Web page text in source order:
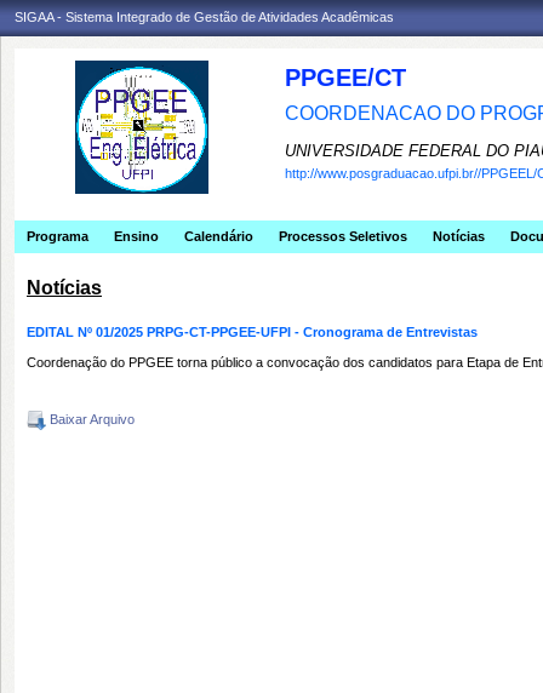
SIGAA - Sistema Integrado de Gestão de Atividades Acadêmicas
PPGEE/CT
COORDENACAO DO
UNIVERSIDADE FEDERAL DO
http://www.posgraduacao.ufpi.br//PPGEEL/
Programa Ensino Calendário Processos Seletivos Notícias
Notícias
EDITAL Nº 01/2025 PRPG-CT-PPGEE-UFPI - Cronograma de Entrevistas
Coordenação‬‭ do‬‭ PPGEE‬‭ torna‬‭ público‬‭ a‬‭ convocação‬‭ dos‬‭ candidatos‬‭ para‬‭ Etapa‬‭ de‬
Baixar Arquivo